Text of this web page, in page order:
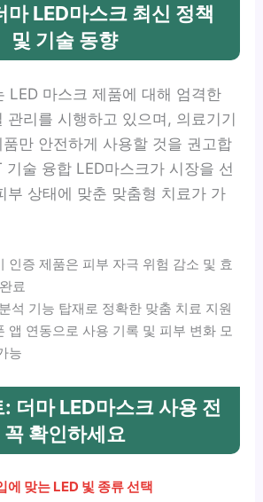
LED마스크 최신 정책
및 기술 동향
LED 마스크 제품에 대해 엄격한
관리를 시행하고 있으며, 의료기기
만 안전하게 사용할 것을 권고합
기술 융합 LED마스크가 시장을 선
부 상태에 맞춘 맞춤형 치료가 가
인증 제품은 피부 자극 위험 감소 및 효
료
석 기능 탑재로 정확한 맞춤 치료 지원
앱 연동으로 사용 기록 및 피부 변화 모
능
더마 LED마스크 사용 전
꼭 확인하세요
에 맞는 LED 빛 종류 선택